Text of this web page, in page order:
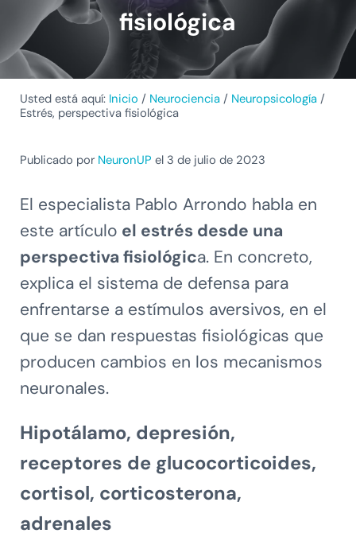
fisiológica
Usted está aquí: Inicio / Neurociencia / Neuropsicología /
Estrés, perspectiva fisiológica
Publicado por NeuronUP el 3 de julio de 2023
El especialista Pablo Arrondo habla en
este artículo el estrés desde una
perspectiva fisiológica. En concreto,
explica el sistema de defensa para
enfrentarse a estímulos aversivos, en el
que se dan respuestas fisiológicas que
producen cambios en los mecanismos
neuronales.
Hipotálamo, depresión,
receptores de glucocorticoides,
cortisol, corticosterona,
adrenales